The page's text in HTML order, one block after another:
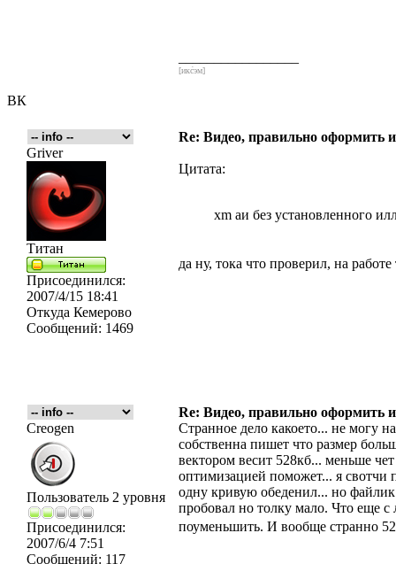
ВК
[икс́эм]
Re: Видео, правильно оформить
Griver
Титан
Присоединился:
2007/4/15 18:41
Откуда Кемерово
Сообщений: 1469
Цитата:
xm аи без установленного
да ну, тока что проверил, на
Re: Видео, правильно оформить
Creogen
Пользователь 2 уровня
Присоединился:
2007/6/4 7:51
Сообщений: 117
Странное дело какоето... не могу
собственна пишет что размер
вектором весит 528кб... меньше
оптимизацией поможет... я свотчи
одну кривую обеденил... но
пробовал но толку мало. Что еще
поуменьшить. И вообще странно